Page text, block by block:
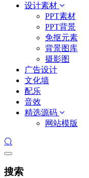
设计素材
PPT素材
PPT背景
免抠元素
背景图库
摄影图
广告设计
文化墙
配乐
音效
精选源码
网站模版
搜索